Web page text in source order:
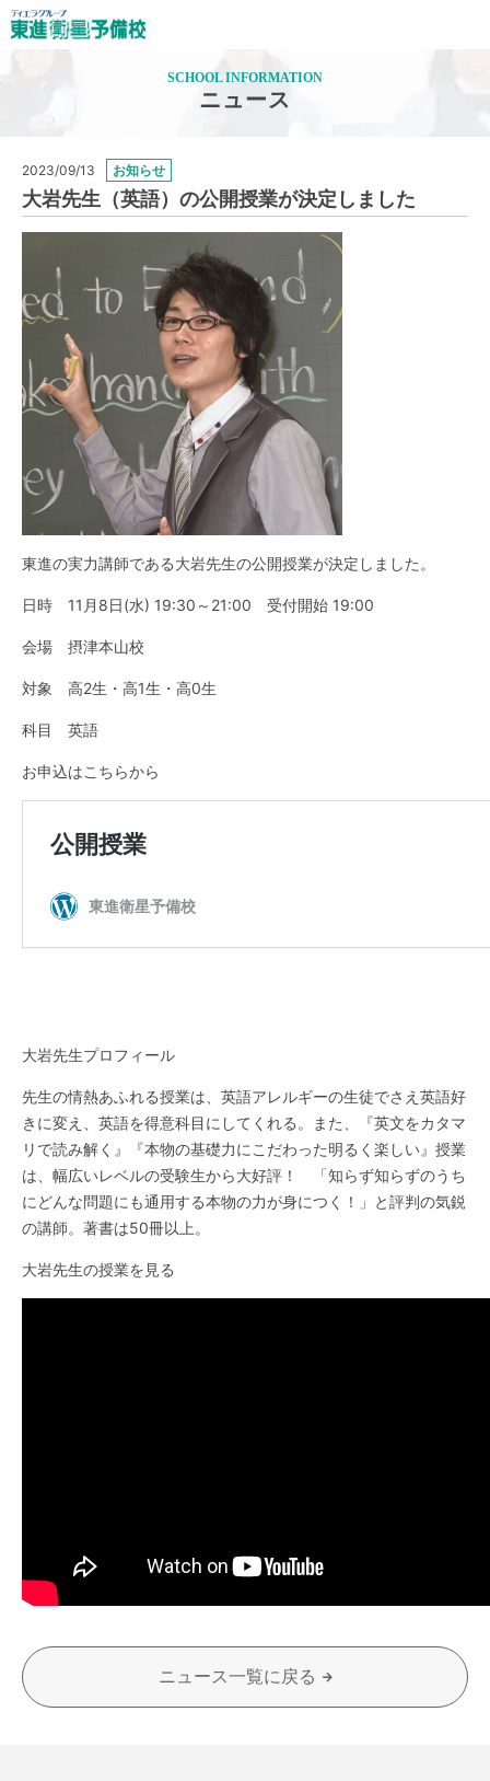
SCHOOL INFORMATION
ニュース
2023/09/13 お知らせ
大岩先生（英語）の公開授業が決定しました
東進の実力講師である大岩先生の公開授業が決定しました。
日時 11月8日(水) 19:30～21:00 受付開始 19:00
会場 摂津本山校
対象 高2生・高1生・高0生
科目 英語
お申込はこちらから
大岩先生プロフィール
先生の情熱あふれる授業は、英語アレルギーの生徒でさえ英語好
きに変え、英語を得意科目にしてくれる。また、『英文をカタマ
リで読み解く』『本物の基礎力にこだわった明るく楽しい』授業
は、幅広いレベルの受験生から大好評！ 「知らず知らずのうち
にどんな問題にも通用する本物の力が身につく！」と評判の気鋭
の講師。著書は50冊以上。
大岩先生の授業を見る
ニュース一覧に戻る